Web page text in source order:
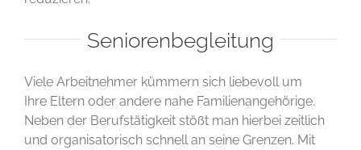
Seniorenbegleitung
Viele Arbeitnehmer kümmern sich liebevoll um
Ihre Eltern oder andere nahe Familienangehörige.
Neben der Berufstätigkeit stößt man hierbei zeitlich
und organisatorisch schnell an seine Grenzen. Mit